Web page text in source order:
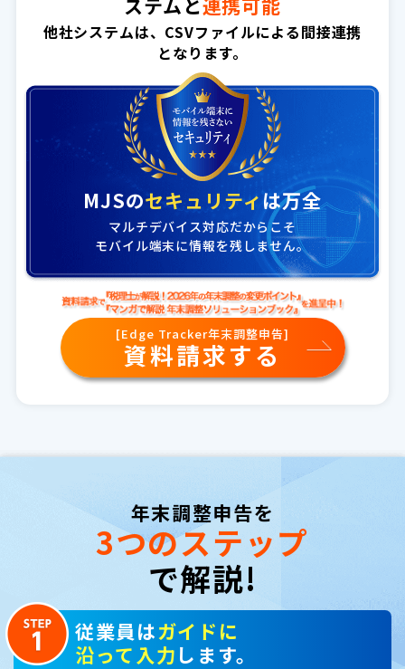
他社システムは、CSVファイルによる間接連携
となります。
MJSのセキュリティ は万全
マルチデバイス対応だからこそ
モバイル端末に情報を残しません。
[Edge Tracker年末調整申告]
資料請求する
年末調整申告を
3つのステップ
で解説!
従業員はガイドに
沿って入力 します。